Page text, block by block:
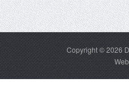
Copyright © 2026